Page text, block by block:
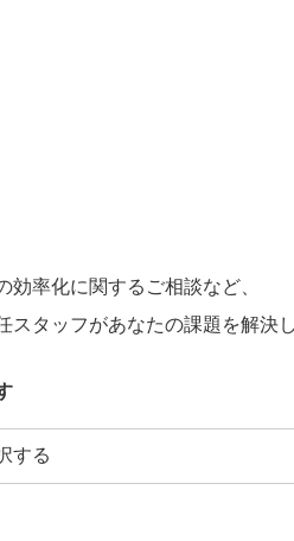
効率化に関するご相談など、
スタッフがあなたの課題を解決